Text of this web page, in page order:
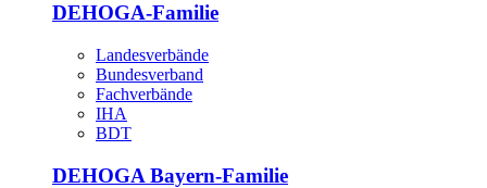
DEHOGA-Familie
Landesverbände
Bundesverband
Fachverbände
IHA
BDT
DEHOGA Bayern-Familie